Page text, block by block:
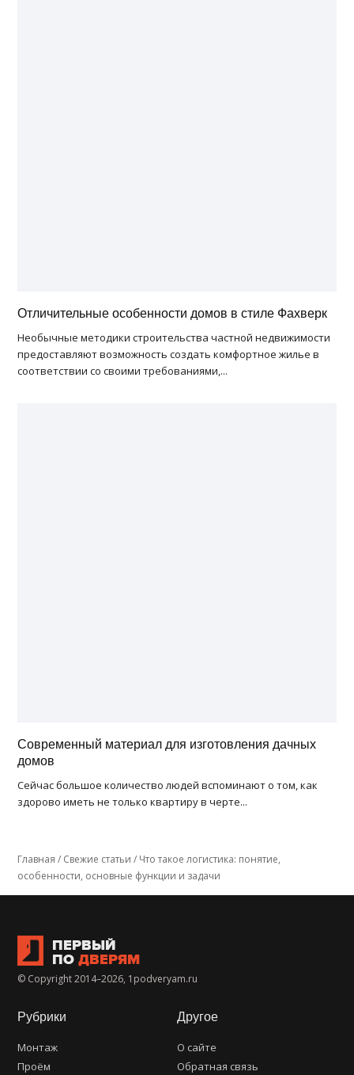
Отличительные особенности домов в стиле Фахверк
Необычные методики строительства частной недвижимости
предоставляют возможность создать комфортное жилье в
соответствии со своими требованиями,...
Современный материал для изготовления дачных
домов
Сейчас большое количество людей вспоминают о том, как
здорово иметь не только квартиру в черте...
Главная / Свежие статьи / Что такое логистика: понятие,
особенности, основные функции и задачи
ПЕРВЫЙ
ПО ДВЕРЯМ
© Copyright 2014–2026, 1podveryam.ru
Другое
О сайте
Обратная связь
Рубрики
Монтаж
Проём